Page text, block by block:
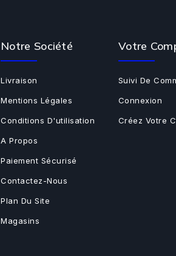
Notre Société
Livraison
Mentions Légales
Conditions D'utilisation
A Propos
Paiement Sécurisé
Contactez-Nous
Plan Du Site
Magasins
Votre
Suivi De
Connexion
Créez Votre